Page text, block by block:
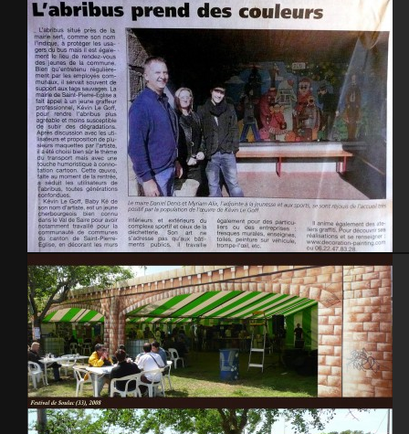
« La Presse de la Manche » abribus St-Pierre Eglise 2014